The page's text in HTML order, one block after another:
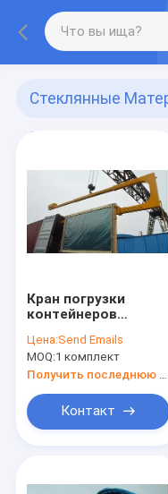
Стеклянные
Инструменты
Кран погрузки
контейнеров
Цена:Send Emails
MOQ:1 комплект
Контакт